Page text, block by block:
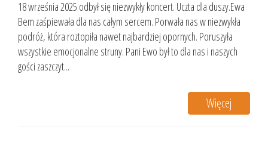
18 września 2025 odbył się niezwykły koncert. Uczta dla duszy.Ewa
Bem zaśpiewała dla nas całym sercem. Porwała nas w niezwykła
podróż, która roztopiła nawet najbardziej opornych. Poruszyła
wszystkie emocjonalne struny. Pani Ewo był to dla nas i naszych
gości zaszczyt...
Więcej